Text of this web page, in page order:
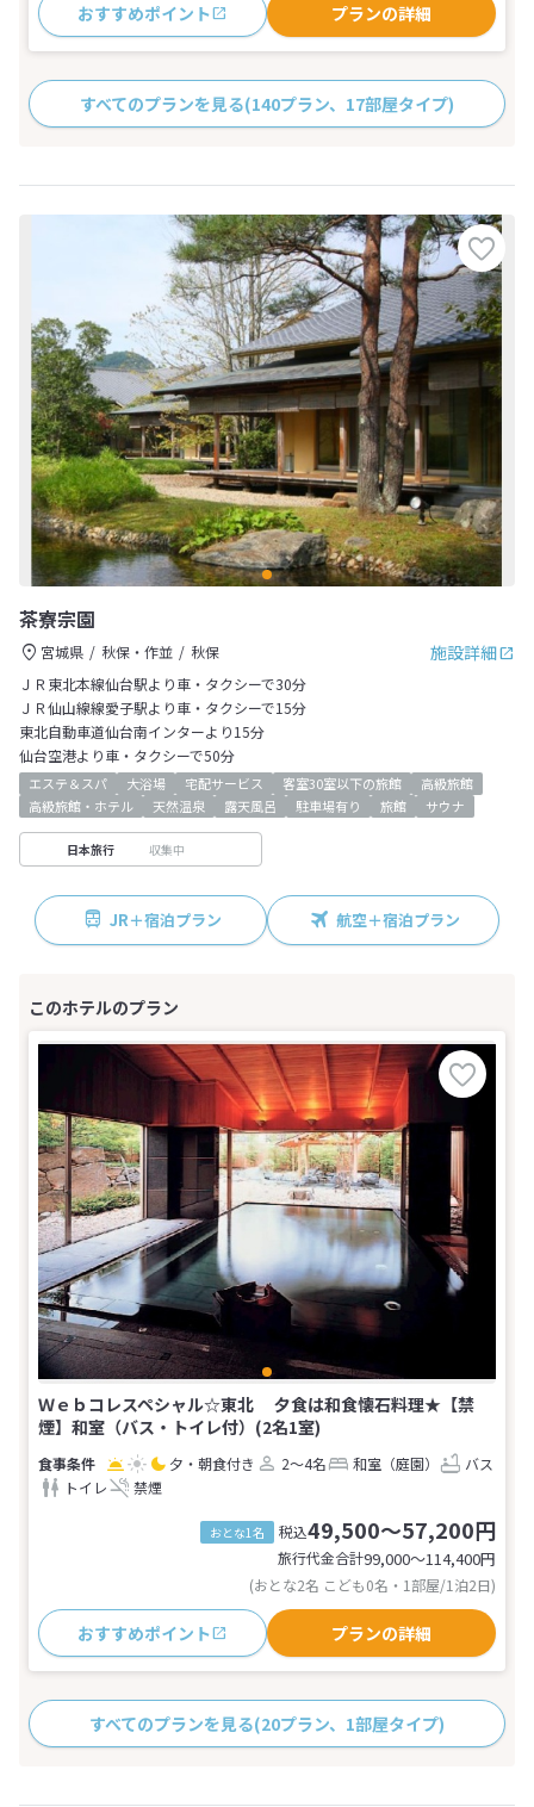
おすすめポイント プランの詳細
すべてのプランを見る(140プラン、17部屋タイプ)
茶寮宗園
施設詳細
宮城県 秋保・作並
秋保
ＪＲ東北本線仙台駅より車・タクシーで30分
ＪＲ仙山線線愛子駅より車・タクシーで15分
東北自動車道仙台南インターより15分
仙台空港より車・タクシーで50分
エステ＆スパ 大浴場 宅配サービス 客室30室以下の旅館
高級旅館
高級旅館・ホテル
天然温泉 露天風呂 駐車場有り 旅館 サウナ
日本旅行 収集中
JR＋宿泊プラン 航空＋宿泊プラン
Ｗｅｂコレスペシャル☆東北 夕食は和食懐石料理★【禁
煙】和室（バス・トイレ付）(2名1室)
夕・朝食付き 2～4名 和室（庭園）
バス
トイレ
禁煙
おとな1名 税込49,500～57,200円
旅行代金合計99,000〜114,400円
(おとな2名 こども0名・1部屋/1泊2日)
おすすめポイント プランの詳細
すべてのプランを見る(20プラン、1部屋タイプ)